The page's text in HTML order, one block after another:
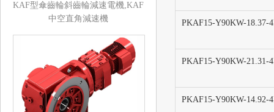
KAF型傘齒輪斜齒輪減速電機,KAF
中空直角減速機
PKAF15-Y90KW-18.37-
PKAF15-Y90KW-21.31-
PKAF15-Y90KW-14.92-